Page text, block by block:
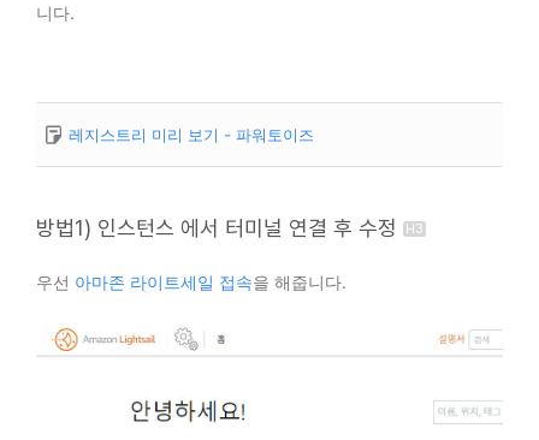
니다.
레지스트리 미리 보기 - 파워토이즈
방법1) 인스턴스 에서 터미널 연결 후 수정
우선 아마존 라이트세일 접속을 해줍니다.